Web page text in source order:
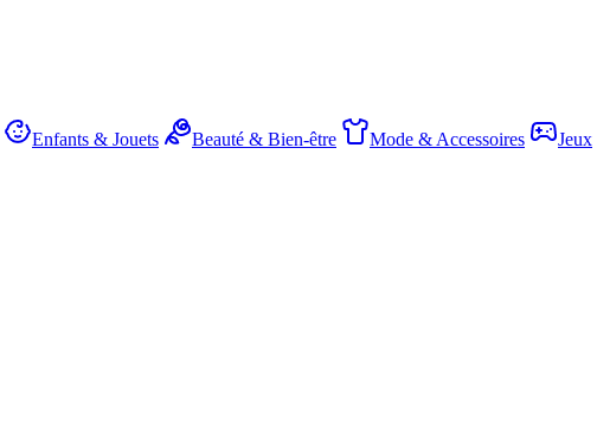
Enfants & Jouets Beauté & Bien-être Mode & Accessoires
Jeux